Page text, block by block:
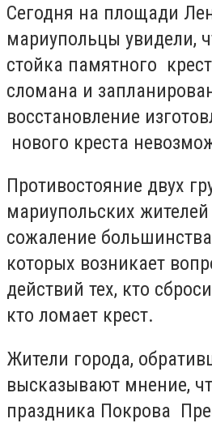
Сегодня на площади
мариупольцы увидели,
стойка памятного
сломана и
восстановление
нового креста
Противостояние двух
мариупольских
сожаление
которых возникает
действий тех, кто
кто ломает крест.
Жители города,
высказывают мнение,
праздника Покрова